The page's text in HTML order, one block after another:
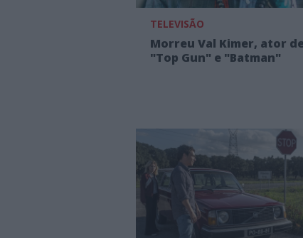
TELEVISÃO
Morreu Val Kimer, ator
"Top Gun" e "Batman"